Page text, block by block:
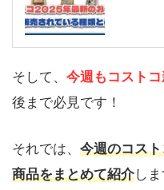
そして、 今週もコスト
後まで必見です！
それでは、 今週のコス
商品をまとめて紹介しま